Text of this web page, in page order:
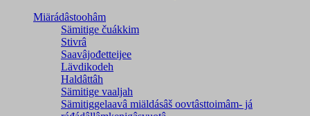
Miärádâstoohâm
Sämitige čuákkim
Stivrâ
Saavâjođetteijee
Lävdikodeh
Haldâttâh
Sämitige vaaljah
Sämitiggelaavâ miäldásâš oovtâsttoimâm- já